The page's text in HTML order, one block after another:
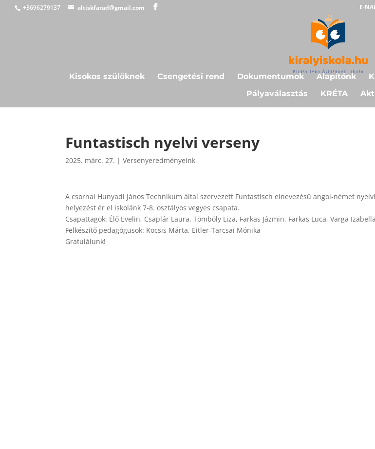
+3696279137 altiskfarad@gmail.com E-
Kisokos szülőknek Csengetési rend Dokumentumok Alapítónk
Pályaválasztás
KRÉTA
Funtastisch nyelvi verseny
2025. márc. 27. |Versenyeredményeink
A csornai Hunyadi János Technikum által szervezett Funtastisch elnevezésű angol-német
helyezést ér el iskolánk 7-8. osztályos vegyes csapata.
Csapattagok: Élő Evelin, Csaplár Laura, Tömböly Liza, Farkas Jázmin, Farkas Luca, Varga
Felkészítő pedagógusok: Kocsis Márta, Eitler-Tarcsai Mónika
Gratulálunk!